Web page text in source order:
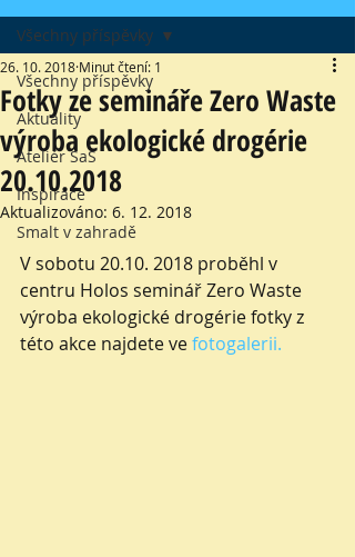
Všechny příspěvky
Aktuality
Ateliér SaS
Inspirace
Smalt v zahradě
Všechny příspěvky
Fotky ze semináře Zero Waste
výroba ekologické drogérie
20.10.2018
26. 10. 2018 Minut čtení: 1
Aktualizováno: 6. 12. 2018
V sobotu 20.10. 2018 proběhl v
centru Holos seminář Zero Waste
výroba ekologické drogérie fotky z
této akce najdete ve fotogalerii.